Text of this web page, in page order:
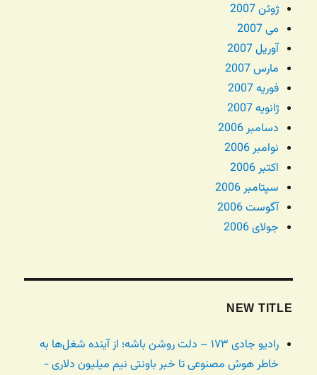
ژوئن 2007
می 2007
آوریل 2007
مارس 2007
فوریه 2007
ژانویه 2007
دسامبر 2006
نوامبر 2006
اکتبر 2006
سپتامبر 2006
آگوست 2006
جولای 2006
NEW TITLE
رادیو جادی ۱۷۳ – دلت روشن باشه؛ از آینده شغل‌ها به
خاطر هوش مصنوعی تا خبر باونتی نیم میلیون دلاری -